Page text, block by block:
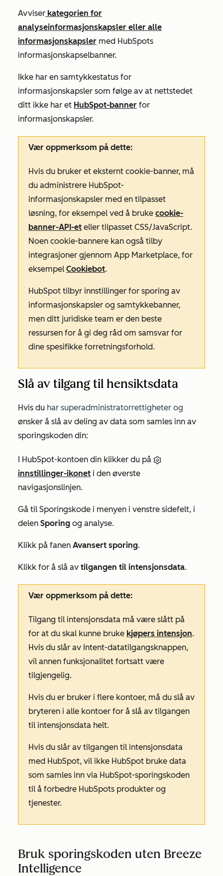
Avviser kategorien for
analyseinformasjonskapsler eller alle
informasjonskapsler med HubSpots
informasjonskapselbanner.
Ikke har en samtykkestatus for
informasjonskapsler som følge av at nettstedet
ditt ikke har et HubSpot-banner for
informasjonskapsler.
Vær oppmerksom på dette:
Hvis du bruker et eksternt cookie-banner, må
du administrere HubSpot-
informasjonskapsler med en tilpasset
løsning, for eksempel ved å bruke cookie-
banner-API-et eller tilpasset CSS/JavaScript.
Noen cookie-bannere kan også tilby
integrasjoner gjennom App Marketplace, for
eksempel Cookiebot.
HubSpot tilbyr innstillinger for sporing av
informasjonskapsler og samtykkebanner,
men ditt juridiske team er den beste
ressursen for å gi deg råd om samsvar for
dine spesifikke forretningsforhold.
Slå av tilgang til hensiktsdata
Hvis du har superadministratorrettigheter og
ønsker å slå av deling av data som samles inn av
sporingskoden din:
I HubSpot-kontoen din klikker du på
innstillinger-ikonet i den øverste
navigasjonslinjen.
Gå til Sporingskode i menyen i venstre sidefelt, i
delen Sporing og analyse.
Klikk på fanen Avansert sporing.
Klikk for å slå av tilgangen til intensjonsdata.
Vær oppmerksom på dette:
Tilgang til intensjonsdata må være slått på
for at du skal kunne bruke kjøpers intensjon.
Hvis du slår av Intent-datatilgangsknappen,
vil annen funksjonalitet fortsatt være
tilgjengelig.
Hvis du er bruker i flere kontoer, må du slå av
bryteren i alle kontoer for å slå av tilgangen
til intensjonsdata helt.
Hvis du slår av tilgangen til intensjonsdata
med HubSpot, vil ikke HubSpot bruke data
som samles inn via HubSpot-sporingskoden
til å forbedre HubSpots produkter og
tjenester.
Bruk sporingskoden uten Breeze
Intelligence